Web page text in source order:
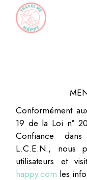
content
Conformément
19 de la Loi n°
Confiance
L.C.E.N., nous
utilisateurs et
happy.com les